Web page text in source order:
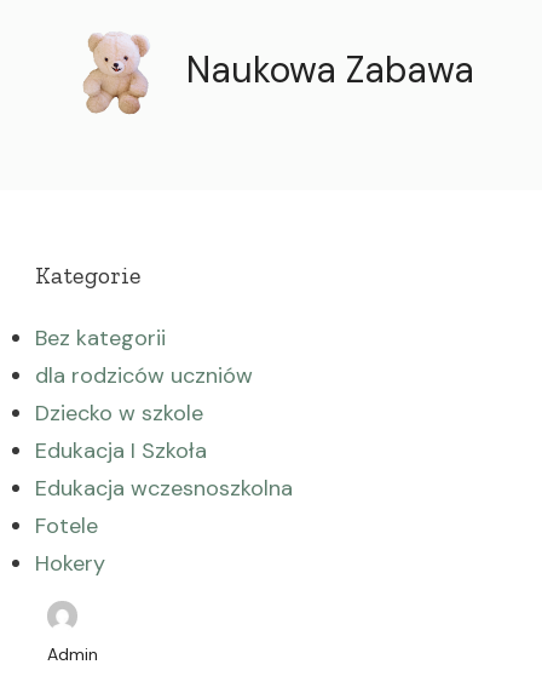
Admin
Naukowa Zabawa
Kategorie
Bez kategorii
dla rodziców uczniów
Dziecko w szkole
Edukacja I Szkoła
Edukacja wczesnoszkolna
Fotele
Hokery
i edukacja w szkole